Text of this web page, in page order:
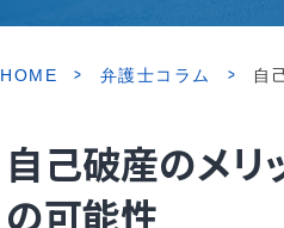
HOME > 弁護士コラム > 自
自己破産のメリ
の可能性